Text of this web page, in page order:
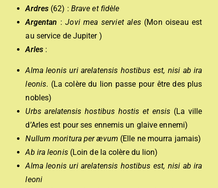
Ardres (62) : Brave et fidèle
Argentan :Jovi mea serviet ales (Mon oiseau est
au service de Jupiter )
Arles:
Alma leonis uri arelatensis hostibus est, nisi ab ira
leonis. (La colère du lion passe pour être des plus
nobles)
Urbs arelatensis hostibus hostis et ensis (La ville
d’Arles est pour ses ennemis un glaive ennemi)
Nullum moritura per ævum (Elle ne mourra jamais)
Ab ira leonis (Loin de la colère du lion)
Alma leonis uri arelatensis hostibus est, nisi ab ira
leoni